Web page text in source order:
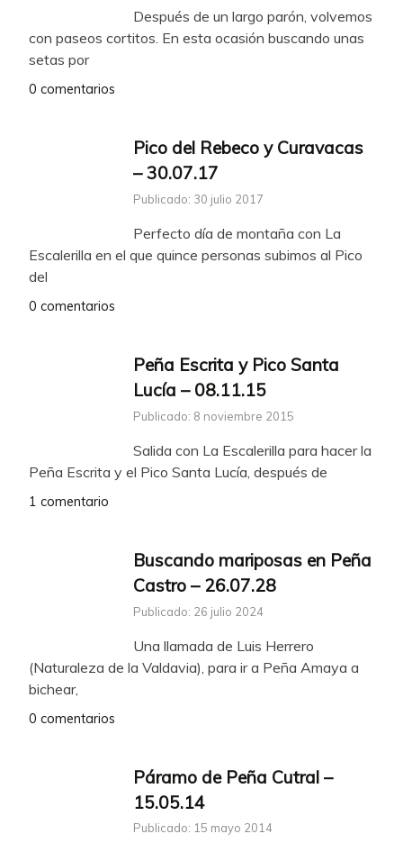
Después de un largo parón, volvemos
con paseos cortitos. En esta ocasión buscando unas
setas por
0 comentarios
Pico del Rebeco y Curavacas
– 30.07.17
Publicado: 30 julio 2017
Perfecto día de montaña con La
Escalerilla en el que quince personas subimos al Pico
del
0 comentarios
Peña Escrita y Pico Santa
Lucía – 08.11.15
Publicado: 8 noviembre 2015
Salida con La Escalerilla para hacer la
Peña Escrita y el Pico Santa Lucía, después de
1 comentario
Buscando mariposas en Peña
Castro – 26.07.28
Publicado: 26 julio 2024
Una llamada de Luis Herrero
(Naturaleza de la Valdavia), para ir a Peña Amaya a
bichear,
0 comentarios
Páramo de Peña Cutral –
15.05.14
Publicado: 15 mayo 2014